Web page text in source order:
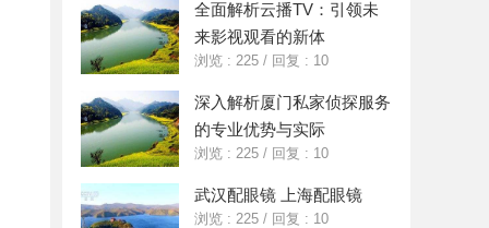
全面解析云播TV：引领未
来影视观看的新体
浏览 : 225 / 回复 : 10
深入解析厦门私家侦探服务
的专业优势与实际
浏览 : 225 / 回复 : 10
武汉配眼镜 上海配眼镜
浏览 : 225 / 回复 : 10